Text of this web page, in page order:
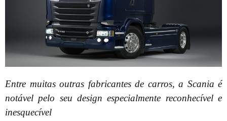
Entre muitas outras fabricantes de carros, a Scania é
notável pelo seu design especialmente reconhecível e
inesquecível